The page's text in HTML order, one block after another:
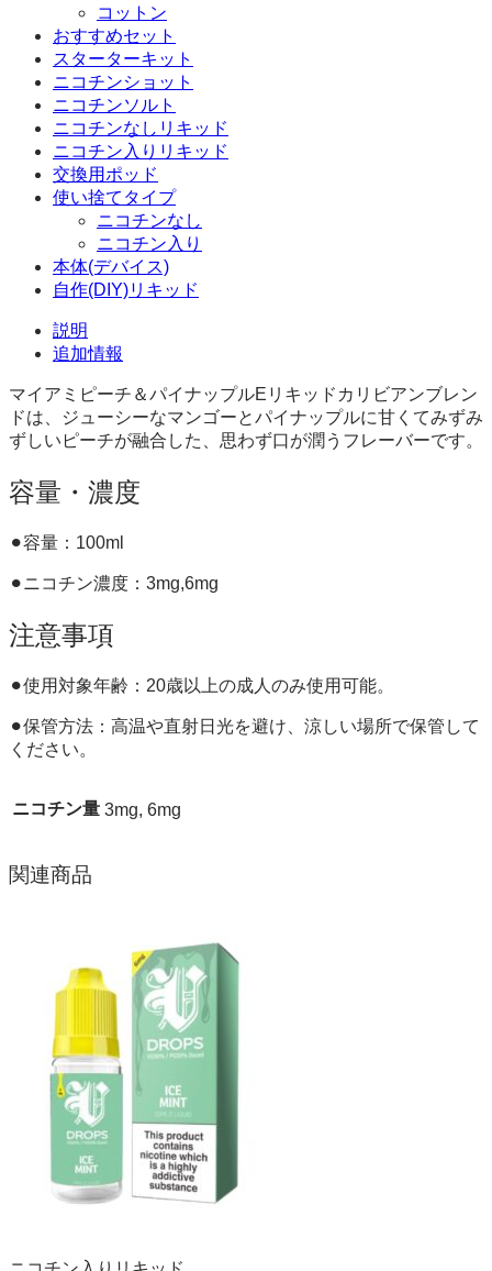
ッ
プ
ル
ニ
コ
チ
ン
入
キ
ッ
100ml
個
コットン
おすすめセット
スターターキット
ニコチンショット
ニコチンソルト
ニコチンなしリキッド
ニコチン入りリキッド
交換用ポッド
使い捨てタイプ
ニコチンなし
ニコチン入り
本体(デバイス)
自作(DIY)リキッド
説明
追加情報
マイアミピーチ＆パイナップルEリキッドカリビアンブレン
ドは、ジューシーなマンゴーとパイナップルに甘くてみずみ
ずしいピーチが融合した、思わず口が潤うフレーバーです。
容量・濃度
⚫︎容量：100ml
⚫︎ニコチン濃度：3mg,6mg
注意事項
⚫︎使用対象年齢：20歳以上の成人のみ使用可能。
⚫︎保管方法：高温や直射日光を避け、涼しい場所で保管して
ください。
ニコチン量 3mg, 6mg
関連商品